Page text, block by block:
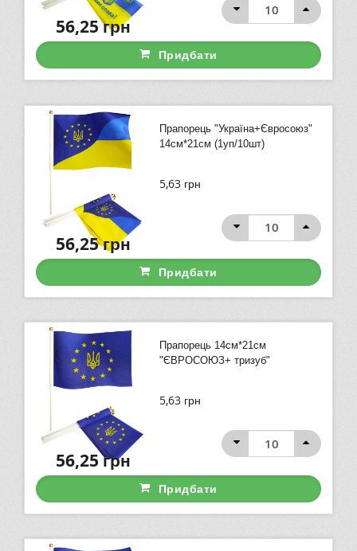
56,25грн
Придбати
Прапорець "Україна+Євросоюз"
14см*21см (1уп/10шт)
5,63 грн
56,25грн
Придбати
Прапорець 14см*21см
"ЄВРОСОЮЗ+ тризуб"
5,63 грн
56,25грн
Придбати